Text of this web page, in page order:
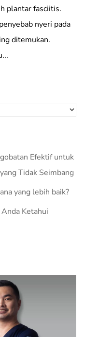
plantar fasciitis.
nyeri pada
ditemukan.
Efektif untuk
Tidak Seimbang
yang lebih baik?
Ketahui